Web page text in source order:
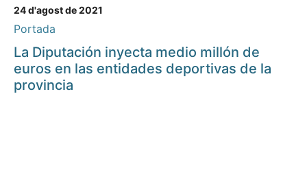
24 d'agost de 2021
Portada
La Diputación inyecta medio millón de
euros en las entidades deportivas de la
provincia